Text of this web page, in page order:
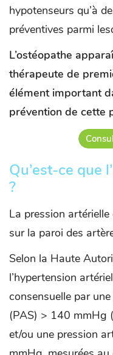
hypotenseurs qu’à
préventives parmi
L’ostéopathe
thérapeute de
élément important
prévention de cette
Qu’est-ce que
?
La pression
sur la paroi des
Selon la Haute
l’hypertension
consensuelle par
(PAS) > 140 mmHg (
et/ou une pression